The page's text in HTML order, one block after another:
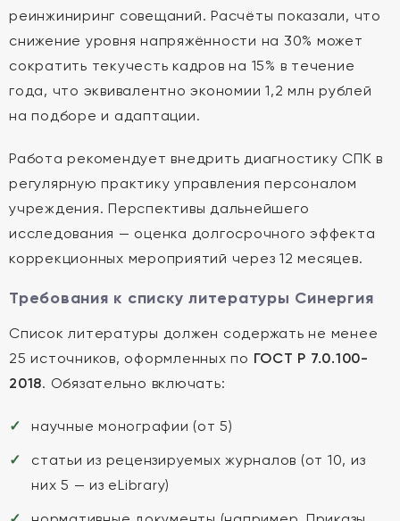
реинжиниринг совещаний. Расчёты показали, что
снижение уровня напряжённости на 30% может
сократить текучесть кадров на 15% в течение
года, что эквивалентно экономии 1,2 млн рублей
на подборе и адаптации.
Работа рекомендует внедрить диагностику СПК в
регулярную практику управления персоналом
учреждения. Перспективы дальнейшего
исследования — оценка долгосрочного эффекта
коррекционных мероприятий через 12 месяцев.
Требования к списку литературы Синергия
Список литературы должен содержать не менее
25 источников, оформленных по ГОСТ Р 7.0.100-
2018. Обязательно включать:
научные монографии (от 5)
статьи из рецензируемых журналов (от 10, из
них 5 — из eLibrary)